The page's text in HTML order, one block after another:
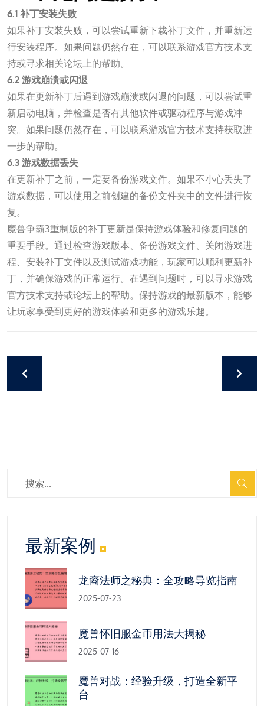
6.1 补丁安装失败
如果补丁安装失败，可以尝试重新下载补丁文件，并重新运
行安装程序。如果问题仍然存在，可以联系游戏官方技术支
持或寻求相关论坛上的帮助。
6.2 游戏崩溃或闪退
如果在更新补丁后遇到游戏崩溃或闪退的问题，可以尝试重
新启动电脑，并检查是否有其他软件或驱动程序与游戏冲
突。如果问题仍然存在，可以联系游戏官方技术支持获取进
一步的帮助。
6.3 游戏数据丢失
在更新补丁之前，一定要备份游戏文件。如果不小心丢失了
游戏数据，可以使用之前创建的备份文件夹中的文件进行恢
复。
魔兽争霸3重制版的补丁更新是保持游戏体验和修复问题的
重要手段。通过检查游戏版本、备份游戏文件、关闭游戏进
程、安装补丁文件以及测试游戏功能，玩家可以顺利更新补
丁，并确保游戏的正常运行。在遇到问题时，可以寻求游戏
官方技术支持或论坛上的帮助。保持游戏的最新版本，能够
让玩家享受到更好的游戏体验和更多的游戏乐趣。
最新案例
龙裔法师之秘典：全攻略导览指南
2025-07-23
魔兽怀旧服金币用法大揭秘
2025-07-16
魔兽对战：经验升级，打造全新平
台